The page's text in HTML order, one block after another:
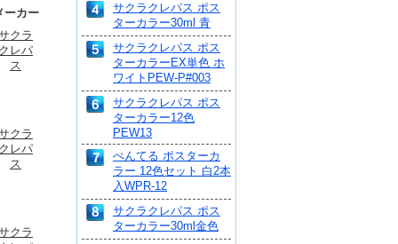
ーカー
クラ
クレパ
ス
クラ
クレパ
ス
クラ
サクラクレパス ポス
ターカラー30ml 青
サクラクレパス ポス
ターカラーEX単色 ホ
ワイトPEW-P#003
サクラクレパス ポス
ターカラー12色
PEW13
ぺんてる ポスターカ
ラー 12色セット 白2本
入WPR-12
サクラクレパス ポス
ターカラー30ml金色